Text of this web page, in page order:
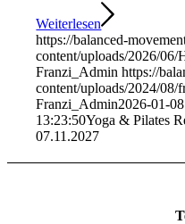
Weiterlesen
https://balanced-
content/uploads/2026/06/
Franzi_Admin https://
content/uploads/2024/
Franzi_Admin2026-01-
13:23:50Yoga & Pilates
07.11.2027